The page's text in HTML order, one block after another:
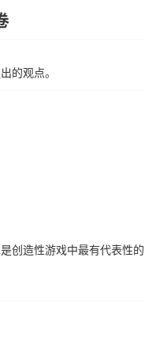
的观点。
创造性游戏中最有代表性的